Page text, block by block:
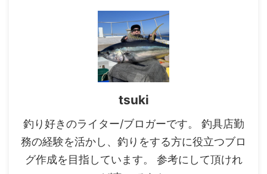
tsuki
釣り好きのライター/ブロガーです。 釣具店勤
務の経験を活かし、釣りをする方に役立つブロ
グ作成を目指しています。 参考にして頂けれ